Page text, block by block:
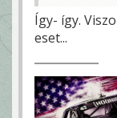
Így- így.
eset...